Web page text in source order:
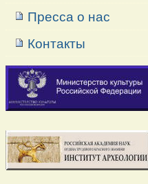
Пресса о нас
Контакты